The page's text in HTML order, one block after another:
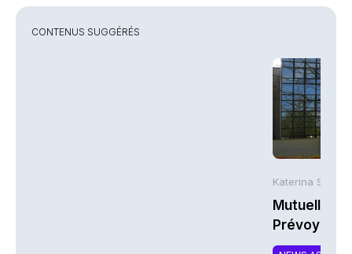
CONTENUS SUGGÉRÉS
Katerina
Mutuelles :
de la Math